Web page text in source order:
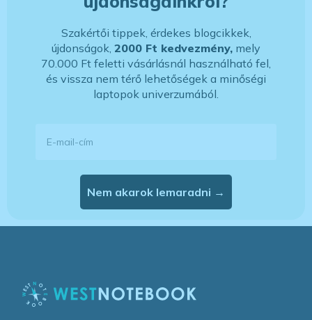
Szakértői tippek, érdekes blogcikkek,
újdonságok, 2000 Ft kedvezmény, mely
70.000 Ft feletti vásárlásnál használható fel,
és vissza nem térő lehetőségek a minőségi
laptopok univerzumából.
Nem akarok lemaradni →